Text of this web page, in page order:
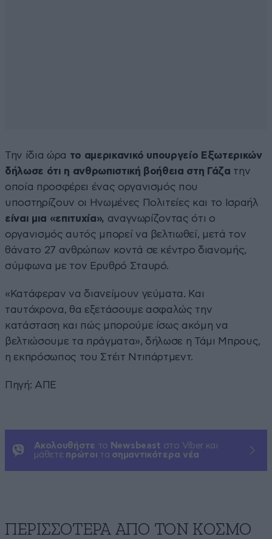
Την ίδια ώρα το αμερικανικό υπουργείο Εξωτερικών
δήλωσε ότι η ανθρωπιστική βοήθεια στη Γάζα την
οποία προσφέρει ένας οργανισμός που
υποστηρίζουν οι Ηνωμένες Πολιτείες και το Ισραήλ
είναι μια «επιτυχία», αναγνωρίζοντας ότι ο
οργανισμός αυτός μπορεί να βελτιωθεί, μετά τον
θάνατο 27 ανθρώπων κοντά σε κέντρο διανομής,
σύμφωνα με τον Ερυθρό Σταυρό.
«Κατάφεραν να διανείμουν γεύματα. Και
ταυτόχρονα, θα εξετάσουμε ασφαλώς την
κατάσταση και πώς μπορούμε ίσως ακόμη να
βελτιώσουμε τα πράγματα», δήλωσε η Τάμι Μπρους,
η εκπρόσωπος του Στέιτ Ντιπάρτμεντ.
Πηγή: ΑΠΕ
Ακολουθήστε το Newsbeast στο Viber και
μάθετε πρώτοι τα σημαντικότερα νέα
ΠΕΡΙΣΣΟΤΕΡΑ ΑΠΟ ΤΟΝ ΚΟΣΜΟ